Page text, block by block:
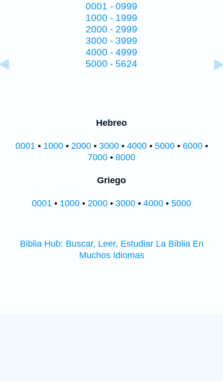
0001 - 0999
1000 - 1999
2000 - 2999
3000 - 3999
4000 - 4999
5000 - 5624
Hebreo
0001• 1000• 2000• 3000• 4000• 5000• 6000•
7000 • 8000
Griego
0001 • 1000 • 2000 • 3000 • 4000 • 5000
Biblia Hub: Buscar, Leer, Estudiar La Biblia En
Muchos Idiomas